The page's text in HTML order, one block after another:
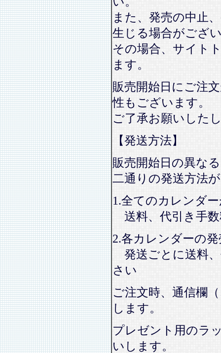
また、発売の中止
生じる場合がござ
その場合、サイト
ます。
販売開始日にご注
性もございます。
ご了承お願いした
【発送方法】
販売開始日の異な
二通りの発送方法
1.全てのカレンダ
送料、代引き手
2.各カレンダーの
発送ごとに送料
さい
ご注文時、通信欄
します。
プレゼント用のラ
いします。